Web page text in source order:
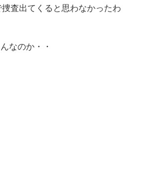
査出てくると思わなかったわ
なのか・・